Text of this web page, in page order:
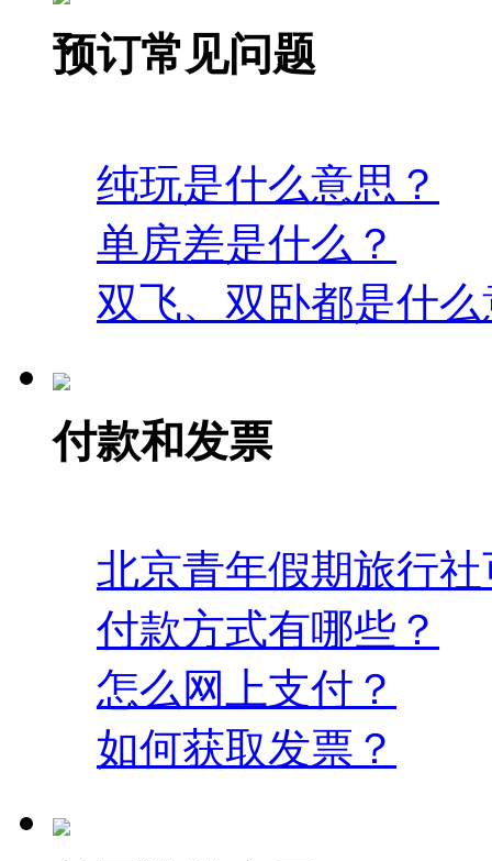
预订常见问题
纯玩是什么意思？
单房差是什么？
双飞、双卧都是什
付款和发票
北京青年假期旅行
付款方式有哪些？
怎么网上支付？
如何获取发票？